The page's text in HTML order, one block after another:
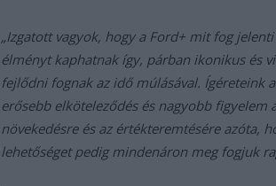
„Izgatott vagyok, hogy a Ford+ mit fog
élményt kaphatnak így, párban ikonikus és
fejlődni fognak az idő múlásával. Ígéreteink
erősebb elköteleződés és nagyobb
növekedésre és az értékteremtésére azóta,
lehetőséget pedig mindenáron meg fogjuk